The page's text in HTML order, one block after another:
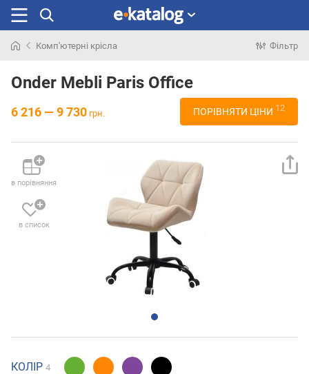
раніше
Комп'ютерні крісла Фільтр
Onder Mebli Paris Office
6 216 — 9 730 грн. ПОРІВНЯТИ ЦІНИ 12
в порівняння
в список
КОЛІР 4